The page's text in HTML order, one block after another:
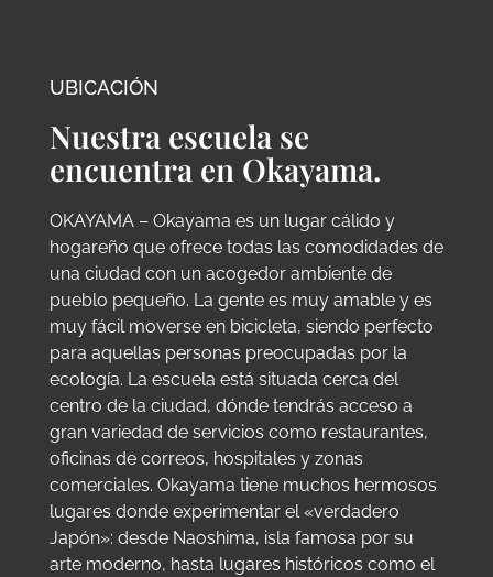
UBICACIÓN
Nuestra escuela se
encuentra en Okayama.
OKAYAMA – Okayama es un lugar cálido y
hogareño que ofrece todas las comodidades de
una ciudad con un acogedor ambiente de
pueblo pequeño. La gente es muy amable y es
muy fácil moverse en bicicleta, siendo perfecto
para aquellas personas preocupadas por la
ecología. La escuela está situada cerca del
centro de la ciudad, dónde tendrás acceso a
gran variedad de servicios como restaurantes,
oficinas de correos, hospitales y zonas
comerciales. Okayama tiene muchos hermosos
lugares donde experimentar el «verdadero
Japón»: desde Naoshima, isla famosa por su
arte moderno, hasta lugares históricos como el